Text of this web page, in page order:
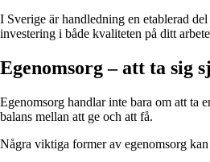
I Sverige är handledning en etablerad
investering i både kvaliteten på ditt
Egenomsorg – att ta sig
Egenomsorg handlar inte bara om att ta
balans mellan att ge och att få.
Några viktiga former av egenomsorg kan